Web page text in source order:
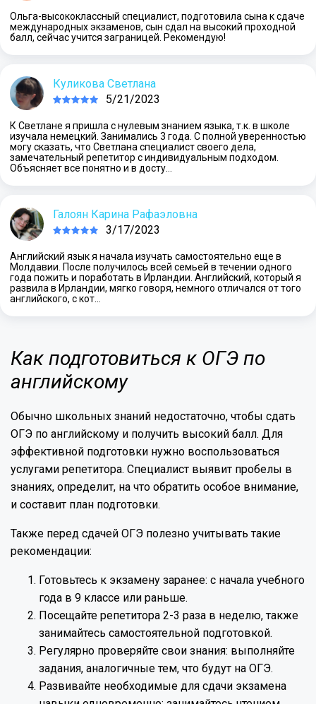
Ольга-высококлассный специалист, подготовила сына к сдаче
международных экзаменов, сын сдал на высокий проходной
балл, сейчас учится заграницей. Рекомендую!
Куликова Светлана
5/21/2023
К Светлане я пришла с нулевым знанием языка, т.к. в школе
изучала немецкий. Занимались 3 года. С полной уверенностью
могу сказать, что Светлана специалист своего дела,
замечательный репетитор с индивидуальным подходом.
Объясняет все понятно и в досту…
Галоян Карина Рафаэловна
3/17/2023
Английский язык я начала изучать самостоятельно еще в
Молдавии. После получилось всей семьей в течении одного
года пожить и поработать в Ирландии. Английский, который я
развила в Ирландии, мягко говоря, немного отличался от того
английского, с кот…
Как подготовиться к ОГЭ по
английскому
Обычно школьных знаний недостаточно, чтобы сдать
ОГЭ по английскому и получить высокий балл. Для
эффективной подготовки нужно воспользоваться
услугами репетитора. Специалист выявит пробелы в
знаниях, определит, на что обратить особое внимание,
и составит план подготовки.
Также перед сдачей ОГЭ полезно учитывать такие
рекомендации:
Готовьтесь к экзамену заранее: с начала учебного
года в 9 классе или раньше.
Посещайте репетитора 2-3 раза в неделю, также
занимайтесь самостоятельной подготовкой.
Регулярно проверяйте свои знания: выполняйте
задания, аналогичные тем, что будут на ОГЭ.
Развивайте необходимые для сдачи экзамена